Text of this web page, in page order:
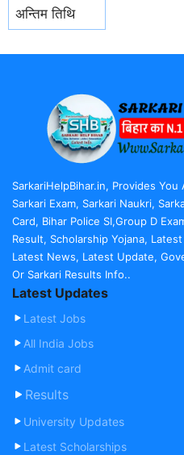
अन्तिम तिथि
SarkariHelpBihar.in, Provides
Sarkari Exam, Sarkari Naukri,
Card, Bihar Police SI,Group D
Result, Scholarship Yojana,
Latest News, Latest Update,
Or Sarkari Results Info..
Latest Updates
Latest Jobs
All India Jobs
Admit card
Results
University Updates
Latest Scholarships